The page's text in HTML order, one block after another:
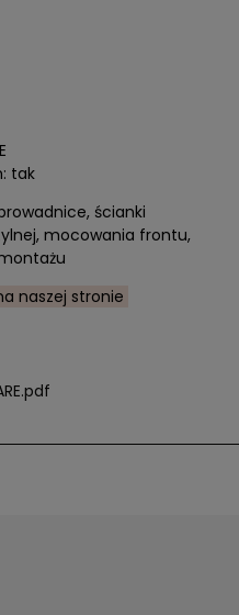
tak
ścianki
mocowania frontu,
naszej stronie